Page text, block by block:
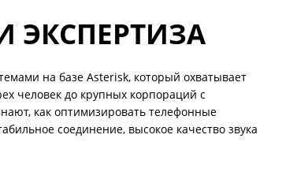
на базе Asterisk, который охватывает
человек до крупных корпораций с
как оптимизировать телефонные
соединение, высокое качество звука